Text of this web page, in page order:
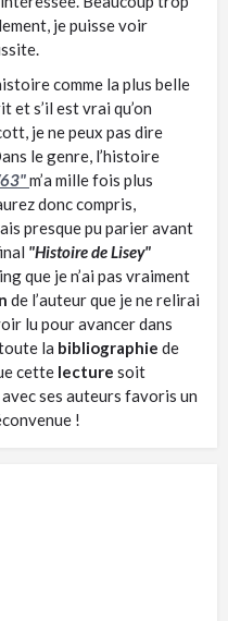
je puisse voir
comme la plus belle
et s’il est vrai qu’on
je ne peux pas dire
le genre, l’histoire
m’a mille fois plus
donc compris,
presque pu parier avant
"Histoire de Lisey"
que je n’ai pas vraiment
de l’auteur que je ne relirai
lu pour avancer dans
la bibliographie de
cette lecture soit
ses auteurs favoris un
!